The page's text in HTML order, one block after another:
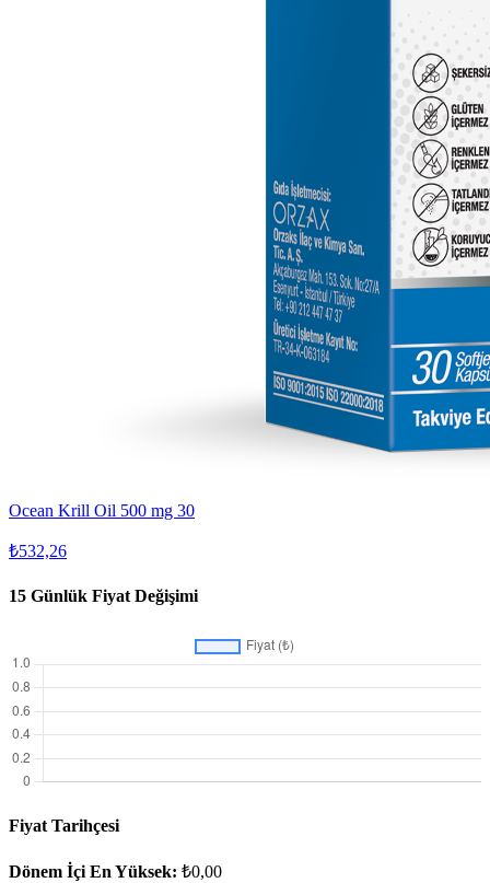
Ocean Krill Oil 500 mg 30
₺532,26
15 Günlük Fiyat Değişimi
Fiyat Tarihçesi
Dönem İçi En Yüksek: ₺0,00